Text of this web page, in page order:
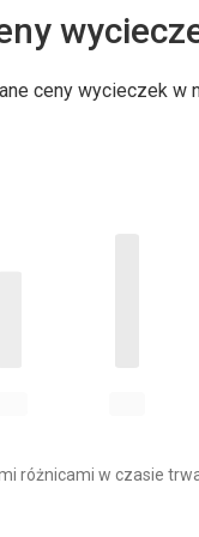
ceny wycieczek w
różnicami w czasie